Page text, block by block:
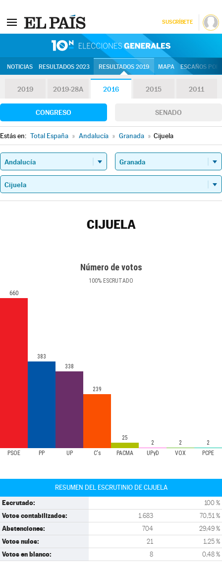
SUSCRÍBETE
NOTICIAS RESULTADOS 2023 RESULTADOS 2019 MAPA ESCAÑOS
2019 2019-28A 2016 2015 2011
CONGRESO SENADO
Estás en: Total España » Andalucía » Granada » Cijuela
CIJUELA
Número de votos
100% ESCRUTADO
PSOE PP UP C's PACMA UPyD VOX PCPE
660
383
338
239
25
2 2 2
RESUMEN DEL ESCRUTINIO DE CIJUELA
Escrutado: 100 %
Votos contabilizados: 1.683 70,51 %
Abstenciones: 704 29,49 %
Votos nulos: 21 1,25 %
Votos en blanco: 8 0,48 %